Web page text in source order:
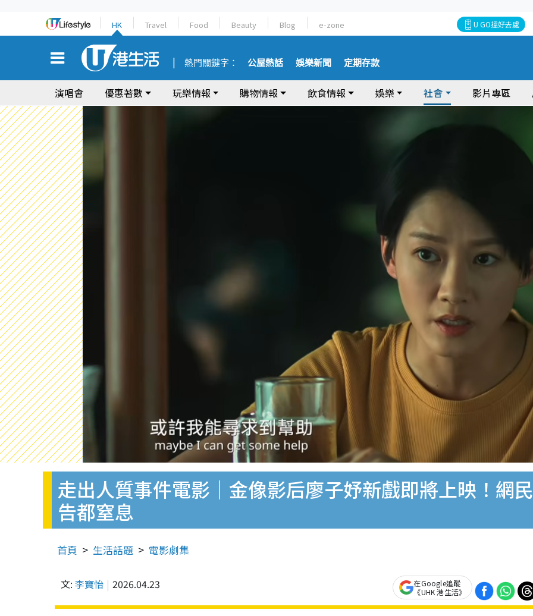
HK Travel Food Beauty Blog e-zone U GO搵好去處
熱門關鍵字： 公屋熱話 娛樂新聞 定期存款
演唱會 優惠著數 玩樂情報 購物情報 飲食情報 娛樂 社會 影片專區
走出人質事件電影｜金像影后廖子妤新戲即將上映！網
告都窒息
首頁 生活話題 電影劇集
文: 李寶怡 2026.04.23
在Google追蹤
《UHK 港生活》